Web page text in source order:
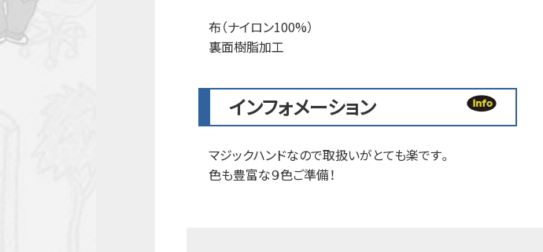
布（ナイロン100%）
裏面樹脂加工
インフォメーション
マジックハンドなので取扱いがとても楽です。
色も豊富な９色ご準備！